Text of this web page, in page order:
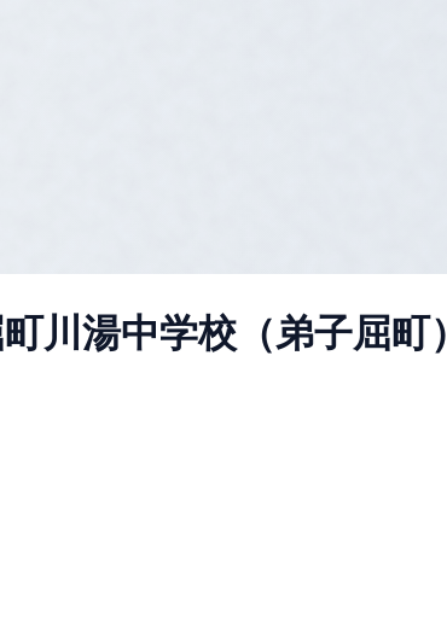
川湯中学校（弟子屈町）